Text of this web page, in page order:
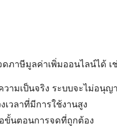
ภาษีมูลค่าเพิ่มออนไลน์ได้ เ
ามเป็นจริง ระบบจะไม่อนุญ
เวลาที่มีการใช้งานสูง
ขั้นตอนการจดที่ถูกต้อง